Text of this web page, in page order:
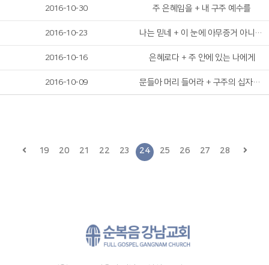
2016-10-30 주 은혜임을 + 내 구주 예수를
2016-10-23 나는 믿네 + 이 눈에 아무증거 아니뵈어도
2016-10-16 은혜로다 + 주 안에 있는 나에게
2016-10-09 문들아 머리 들어라 + 구주의 십자가 보혈로
19 20 21 22 23 24 25 26 27 28